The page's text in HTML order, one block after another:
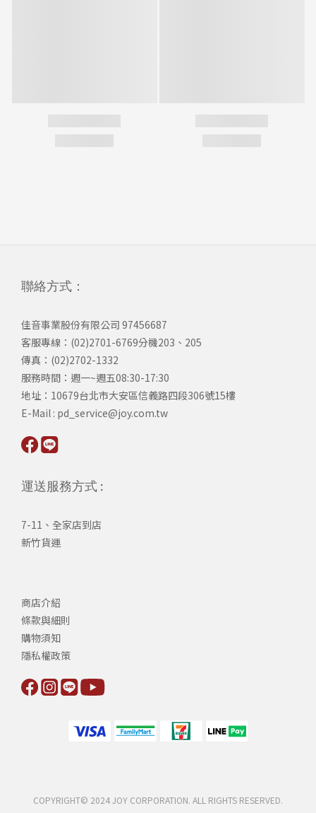
聯絡方式：
佳音事業股份有限公司 97456687
客服專線：(02)2701-6769分機203、205
傳真：(02)2702-1332
服務時間：週一~週五08:30-17:30
​地址：10679台北市大安區信義路四段306號15樓
​E-Mail : pd_service@joy.com.tw
運送服務方式 :
7-11、全家店到店
新竹貨運
商店介紹
條款與細則
購物須知
隱私權政策
COPYRIGHT© 2024 JOY CORPORATION. ALL RIGHTS RESERVED.